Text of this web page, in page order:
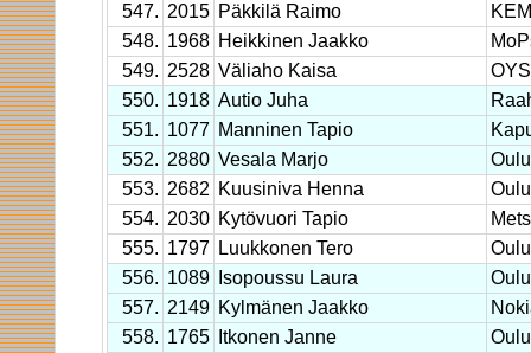
547. 2015 Päkkilä Raimo
548. 1968 Heikkinen Jaakko
549. 2528 Väliaho Kaisa
550. 1918 Autio Juha
551. 1077 Manninen Tapio
552. 2880 Vesala Marjo
Oulu
553. 2682 Kuusiniva Henna
Oulu
554. 2030 Kytövuori Tapio
555. 1797 Luukkonen Tero
556. 1089 Isopoussu Laura
Oulu
557. 2149 Kylmänen Jaakko
558. 1765 Itkonen Janne Oulu